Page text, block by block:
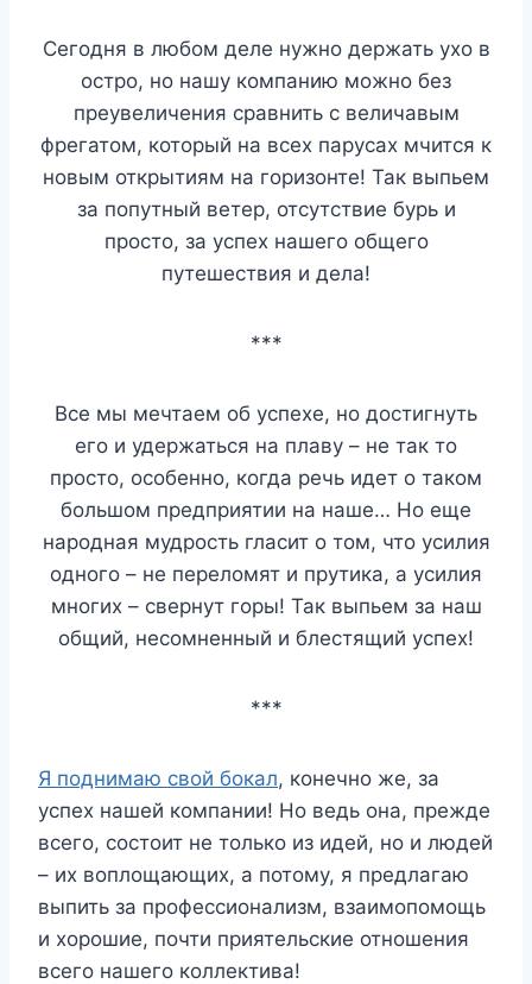
Сегодня в любом деле нужно держать ухо в
остро, но нашу компанию можно без
преувеличения сравнить с величавым
фрегатом, который на всех парусах мчится к
новым открытиям на горизонте! Так выпьем
за попутный ветер, отсутствие бурь и
просто, за успех нашего общего
путешествия и дела!
***
Все мы мечтаем об успехе, но достигнуть
его и удержаться на плаву – не так то
просто, особенно, когда речь идет о таком
большом предприятии на наше… Но еще
народная мудрость гласит о том, что усилия
одного – не переломят и прутика, а усилия
многих – свернут горы! Так выпьем за наш
общий, несомненный и блестящий успех!
***
Я поднимаю свой бокал, конечно же, за
успех нашей компании! Но ведь она, прежде
всего, состоит не только из идей, но и людей
– их воплощающих, а потому, я предлагаю
выпить за профессионализм, взаимопомощь
и хорошие, почти приятельские отношения
всего нашего коллектива!